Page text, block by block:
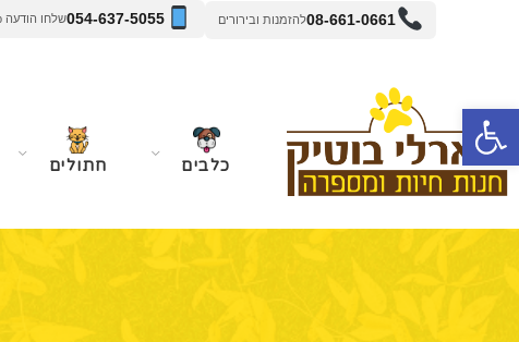
פתח סרגל נגישות
054-637-5055שלחו הודעה WhatsApp 08-661-0661להזמנות ובירורים
כלבים חתולים